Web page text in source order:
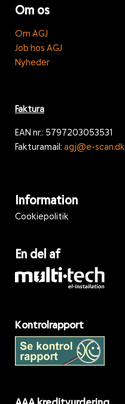
Om os
Om AGJ
Job hos AGJ
Nyheder
Faktura
EAN nr.: 5797203053531
Fakturamail:agj@e-scan.dk
Information
Cookiepolitik
En del af
Kontrolrapport